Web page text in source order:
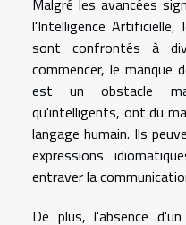
Malgré les avancées
l'Intelligence Artificielle,
sont confrontés à
commencer, le manque
est un obstacle
qu'intelligents, ont du
langage humain. Ils
expressions
entraver la
De plus, l'absence